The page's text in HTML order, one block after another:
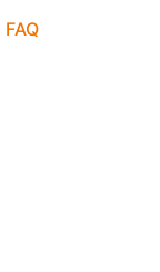
FAQ